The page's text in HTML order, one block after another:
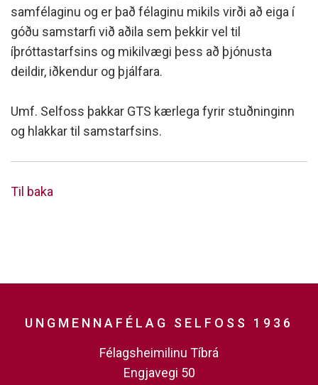
samfélaginu og er það félaginu mikils virði að eiga í
góðu samstarfi við aðila sem þekkir vel til
íþróttastarfsins og mikilvægi þess að þjónusta
deildir, iðkendur og þjálfara.
Umf. Selfoss þakkar GTS kærlega fyrir stuðninginn
og hlakkar til samstarfsins.
Til baka
UNGMENNAFÉLAG SELFOSS 1936
Félagsheimilinu Tíbrá
Engjavegi 50